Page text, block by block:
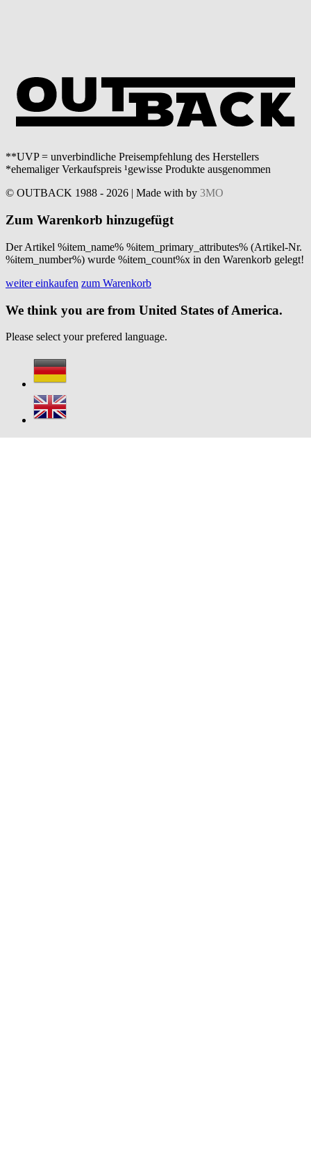
**UVP = unverbindliche Preisempfehlung des Herstellers
*ehemaliger Verkaufspreis ¹gewisse Produkte ausgenommen
© OUTBACK 1988 - 2026 | Made with by 3MO
Zum Warenkorb hinzugefügt
Der Artikel %item_name% %item_primary_attributes% (Artikel-Nr.
%item_number%) wurde %item_count%x in den Warenkorb gelegt!
weiter einkaufen zum Warenkorb
We think you are from United States of America.
Please select your prefered language.